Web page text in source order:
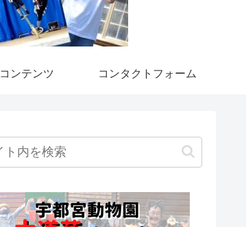
コンテンツ コンタクトフォーム